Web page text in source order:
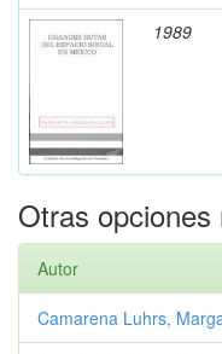
1989
Otras opciones
Autor
Camarena Luhrs,